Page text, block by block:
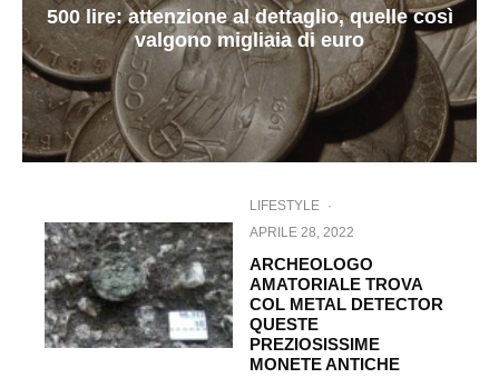
500 lire: attenzione al dettaglio, quelle così
valgono migliaia di euro
LIFESTYLE ·
APRILE 28, 2022
ARCHEOLOGO
AMATORIALE TROVA
COL METAL DETECTOR
QUESTE
PREZIOSISSIME
MONETE ANTICHE